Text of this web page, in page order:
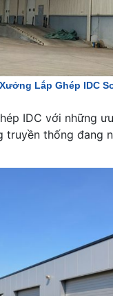
Lắp Ghép IDC
IDC với những
truyền thống đang